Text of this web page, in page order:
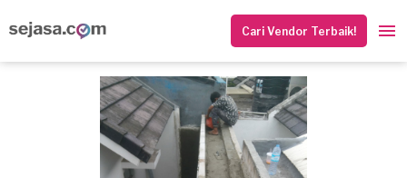
Cari Vendor Terbaik!